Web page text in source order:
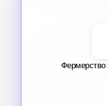
Фермерство